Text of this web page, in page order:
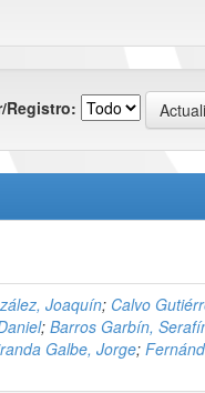
Registro:
Joaquín; Calvo
; Barros Garbín,
Galbe, Jorge;